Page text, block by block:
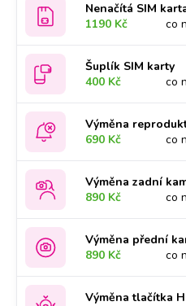
Nenačítá SIM
1190 Kč
co
Šuplík SIM karty
400 Kč
co
Výměna
690 Kč
co
Výměna zadní
890 Kč
co
Výměna přední
890 Kč
co
Výměna tlačítka